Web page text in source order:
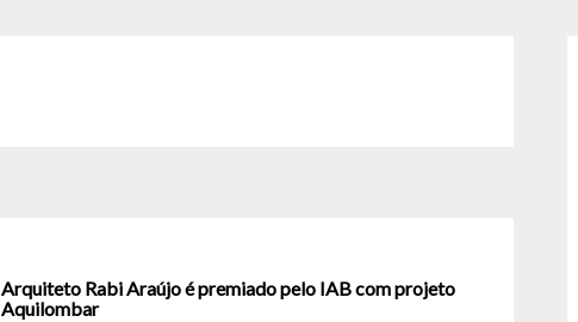
Arquiteto Rabi Araújo é premiado pelo IAB com projeto
Aquilombar